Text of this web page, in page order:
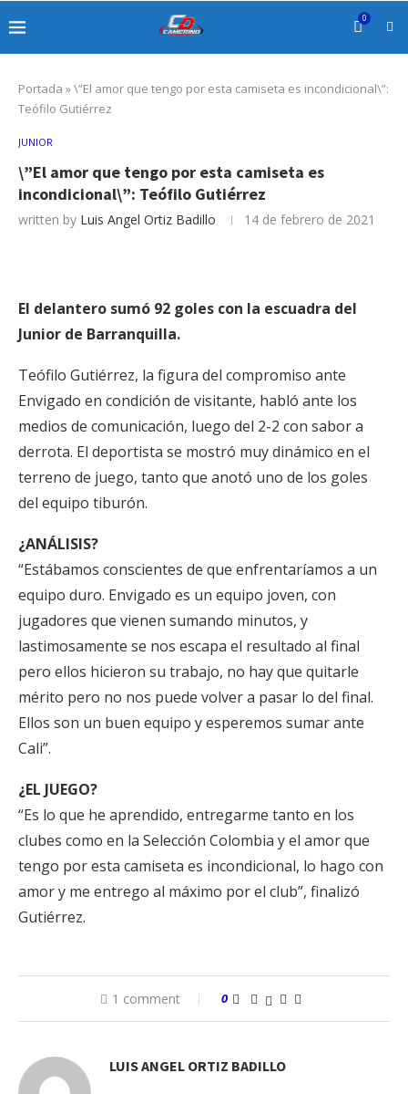
0
Portada »\”El amor que tengo por esta camiseta es incondicional\”:
Teófilo Gutiérrez
JUNIOR
\”El amor que tengo por esta camiseta es
incondicional\”: Teófilo Gutiérrez
written by Luis Angel Ortiz Badillo 14 de febrero de 2021
El delantero sumó 92 goles con la escuadra del
Junior de Barranquilla.
Teófilo Gutiérrez, la figura del compromiso ante
Envigado en condición de visitante, habló ante los
medios de comunicación, luego del 2-2 con sabor a
derrota. El deportista se mostró muy dinámico en el
terreno de juego, tanto que anotó uno de los goles
del equipo tiburón.
¿ANÁLISIS?
“Estábamos conscientes de que enfrentaríamos a un
equipo duro. Envigado es un equipo joven, con
jugadores que vienen sumando minutos, y
lastimosamente se nos escapa el resultado al final
pero ellos hicieron su trabajo, no hay que quitarle
mérito pero no nos puede volver a pasar lo del final.
Ellos son un buen equipo y esperemos sumar ante
Cali”.
¿EL JUEGO?
“Es lo que he aprendido, entregarme tanto en los
clubes como en la Selección Colombia y el amor que
tengo por esta camiseta es incondicional, lo hago con
amor y me entrego al máximo por el club”, finalizó
Gutiérrez.
1 comment 0
LUIS ANGEL ORTIZ BADILLO